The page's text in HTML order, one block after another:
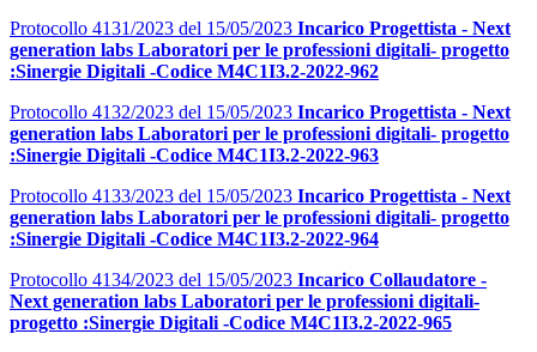
Protocollo 4131/2023 del 15/05/2023 Incarico Progettista - Next
generation labs Laboratori per le professioni digitali- progetto
:Sinergie Digitali -Codice M4C1I3.2-2022-962
Protocollo 4132/2023 del 15/05/2023 Incarico Progettista - Next
generation labs Laboratori per le professioni digitali- progetto
:Sinergie Digitali -Codice M4C1I3.2-2022-963
Protocollo 4133/2023 del 15/05/2023 Incarico Progettista - Next
generation labs Laboratori per le professioni digitali- progetto
:Sinergie Digitali -Codice M4C1I3.2-2022-964
Protocollo 4134/2023 del 15/05/2023 Incarico Collaudatore -
Next generation labs Laboratori per le professioni digitali-
progetto :Sinergie Digitali -Codice M4C1I3.2-2022-965